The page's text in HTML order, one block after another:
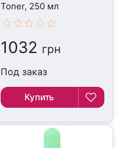
Toner, 250 мл
1032 грн
Под заказ
Купить